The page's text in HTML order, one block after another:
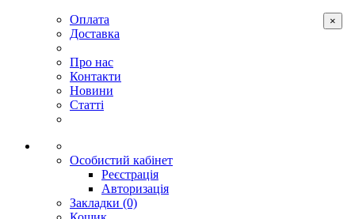
Оплата
Доставка
Про нас
Контакти
Новини
Статті
Особистий кабінет
Реєстрація
Авторизація
Закладки (0)
×